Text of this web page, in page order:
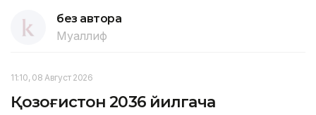
без автора
Муаллиф
11:10, 08 Август 2026
Қозоғистон 2036 йилгача